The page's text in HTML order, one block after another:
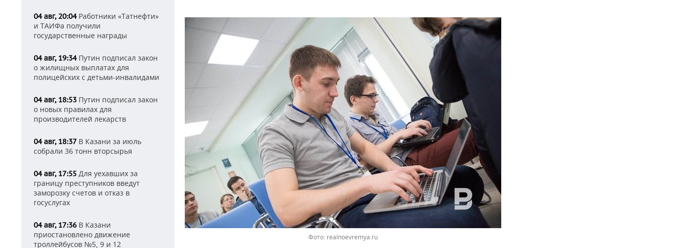
04 авг, 20:04Работники «Татнефти»
и ТАИФа получили
государственные награды
04 авг, 19:34Путин подписал закон
о жилищных выплатах для
полицейских с детьми-инвалидами
04 авг, 18:53 Путин подписал закон
о новых правилах для
производителей лекарств
04 авг, 18:37 В Казани за июль
собрали 36 тонн вторсырья
04 авг, 17:55 Для уехавших за
границу преступников введут
заморозку счетов и отказ в
госуслугах
04 авг, 17:36 В Казани
приостановлено движение
троллейбусов №5, 9 и 12
Фото: realnoevremya.ru